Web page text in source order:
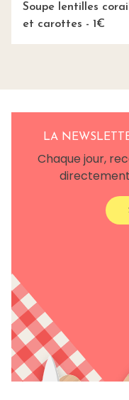
Soupe lentilles corail
et carottes - 1€
LA
Chaque jour,